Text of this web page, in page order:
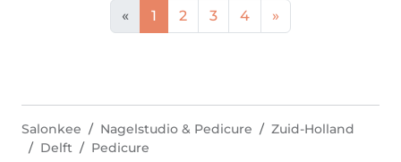
« 1 2 3 4 »
Salonkee Nagelstudio & Pedicure
Zuid-Holland
Delft
Pedicure